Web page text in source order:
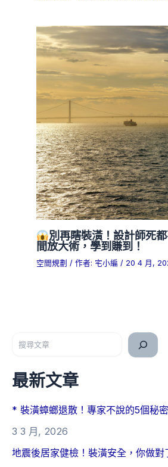
別再瞎裝潢！設計師死
間放大術，學到賺到！
空間規劃 / 作者: 宅小編 / 20 4 月,
最新文章
* 裝潢蟑螂退散！專家不說的5個秘密
3 3 月, 2026
地震後居家健檢！裝潢安全，你做對